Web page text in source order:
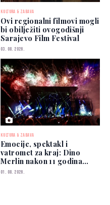
KULTURA & ZABAVA
Ovi regionalni filmovi mogli
bi obilježiti ovogodišnji
Sarajevo Film Festival
03. 08. 2026.
KULTURA & ZABAVA
Emocije, spektakl i
vatromet za kraj: Dino
Merlin nakon 11 godina
ponovo osvojio Koševo
01. 08. 2026.